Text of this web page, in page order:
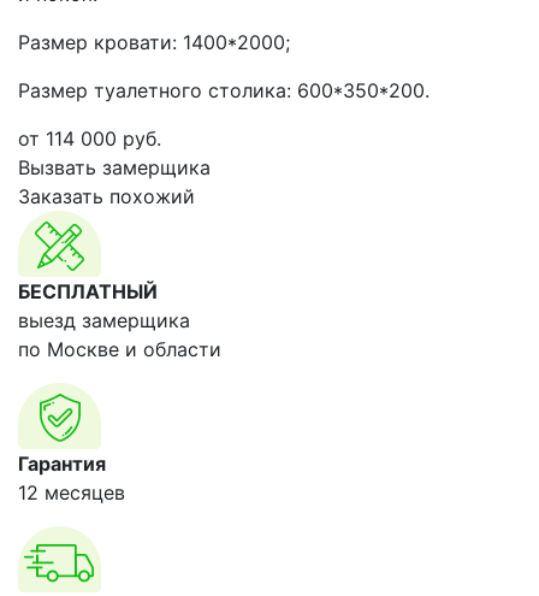
Размер кровати: 1400*2000;
Размер туалетного столика: 600*350*200.
от 114 000 руб.
Вызвать замерщика
Заказать похожий
БЕСПЛАТНЫЙ
выезд замерщика
по Москве и области
Гарантия
12 месяцев